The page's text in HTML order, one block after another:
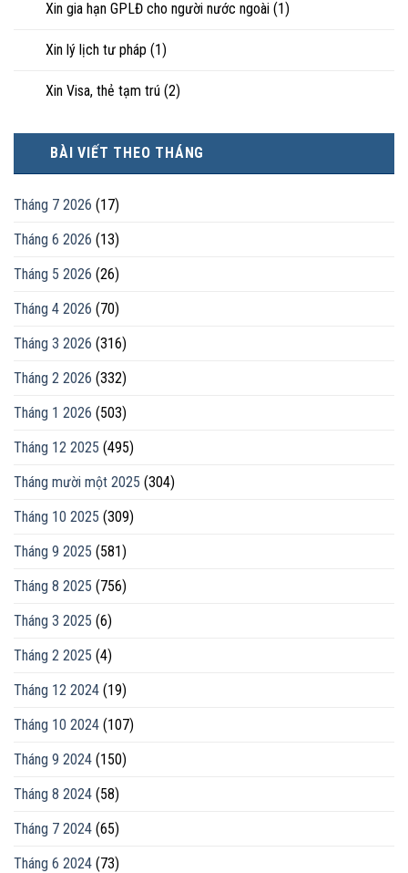
Xin gia hạn GPLĐ cho người nước ngoài (1)
Xin lý lịch tư pháp (1)
Xin Visa, thẻ tạm trú (2)
BÀI VIẾT THEO THÁNG
Tháng 7 2026 (17)
Tháng 6 2026 (13)
Tháng 5 2026 (26)
Tháng 4 2026 (70)
Tháng 3 2026 (316)
Tháng 2 2026 (332)
Tháng 1 2026 (503)
Tháng 12 2025 (495)
Tháng mười một 2025 (304)
Tháng 10 2025 (309)
Tháng 9 2025 (581)
Tháng 8 2025 (756)
Tháng 3 2025 (6)
Tháng 2 2025 (4)
Tháng 12 2024 (19)
Tháng 10 2024 (107)
Tháng 9 2024 (150)
Tháng 8 2024 (58)
Tháng 7 2024 (65)
Tháng 6 2024 (73)